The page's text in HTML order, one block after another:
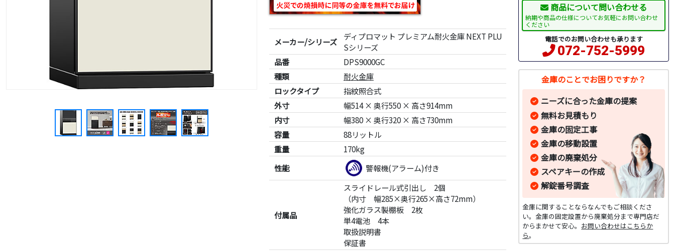
メーカー/シリーズ
ディプロマット プレミアム耐火金庫 NEXT PLU
Sシリーズ
品番
DPS9000GC
種類
耐火金庫
ロックタイプ
指紋照合式
外寸
幅514 × 奥行550 × 高さ914mm
内寸
幅380 × 奥行320 × 高さ730mm
容量
88リットル
重量
170kg
性能
警報機(アラーム)付き
付属品
スライドレール式引出し 2個
（内寸 幅285×奥行265×高さ72mm）
強化ガラス製棚板 2枚
単4電池 4本
取扱説明書
保証書
商品について問い合わせる
納期や商品の仕様についてお気軽にお問い合わせ
ください
電話でのお問い合わせも承ります
072-752-5999
金庫のことでお困りですか？
ニーズに合った金庫の提案
無料お見積もり
金庫の固定工事
金庫の移動設置
金庫の廃棄処分
スペアキーの作成
解錠番号調査
金庫に関することならなんでもご相談くださ
い。金庫の固定設置から廃棄処分まで専門店だ
からまかせて安心。 お問い合わせはこちらか
ら。